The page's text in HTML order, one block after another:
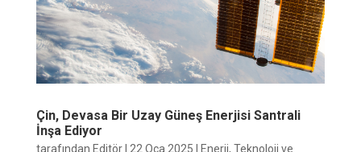
Çin, Devasa Bir Uzay Güneş Enerjisi Santrali
İnşa Ediyor
tarafından Editör| 22 Oca 2025 Enerji, Teknoloji ve